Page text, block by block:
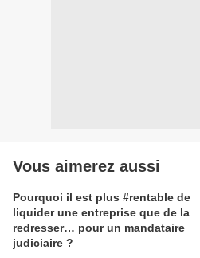
Vous aimerez aussi
Pourquoi il est plus #rentable de
liquider une entreprise que de la
redresser… pour un mandataire
judiciaire ?